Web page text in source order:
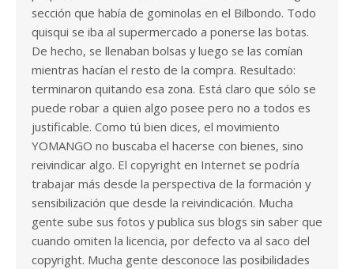
sección que había de gominolas en el Bilbondo. Todo
quisqui se iba al supermercado a ponerse las botas.
De hecho, se llenaban bolsas y luego se las comían
mientras hacían el resto de la compra. Resultado:
terminaron quitando esa zona. Está claro que sólo se
puede robar a quien algo posee pero no a todos es
justificable. Como tú bien dices, el movimiento
YOMANGO no buscaba el hacerse con bienes, sino
reivindicar algo. El copyright en Internet se podría
trabajar más desde la perspectiva de la formación y
sensibilización que desde la reivindicación. Mucha
gente sube sus fotos y publica sus blogs sin saber que
cuando omiten la licencia, por defecto va al saco del
copyright. Mucha gente desconoce las posibilidades